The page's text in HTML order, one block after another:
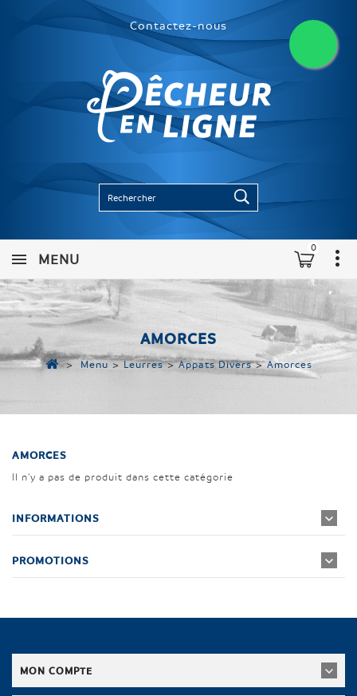
Contactez-nous
0
MENU
AMORCES
> Menu > Leurres > Appats Divers > Amorces
AMORCES
Il n'y a pas de produit dans cette catégorie
INFORMATIONS
PROMOTIONS
MON COMPTE